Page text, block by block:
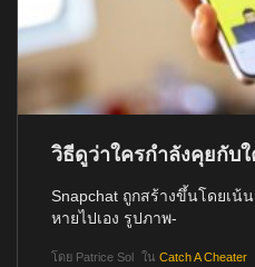
วิธีดูว่าใครกำลังคุยกับ
Snapchat ถูกสร้างขึ้นโดยเน้
หายไปเอง รูปภาพ-
โดย Patrice Sol ใน Catch A Cheater